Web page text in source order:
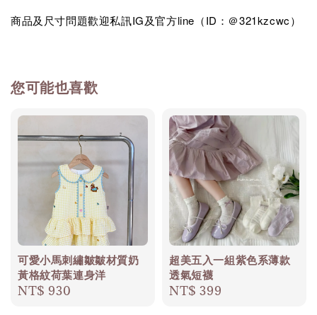
商品及尺寸問題歡迎私訊IG及官方line（ID：＠321kzcwc）
您可能也喜歡
可愛小馬刺繡皺皺材質奶
黃格紋荷葉連身洋
Regular
NT$ 930
超美五入一組紫色系薄款
透氣短襪
Regular
NT$ 399